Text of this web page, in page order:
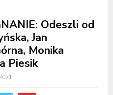
Odeszli od
Jan
Monika
Piesik